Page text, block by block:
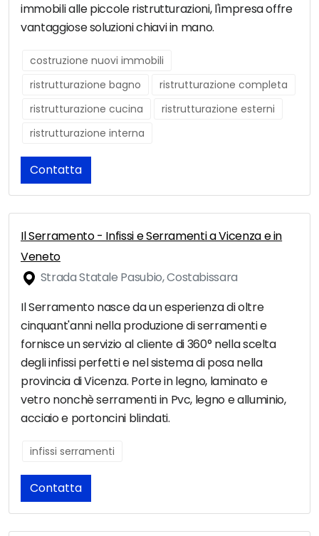
immobili alle piccole ristrutturazioni, l'impresa offre
vantaggiose soluzioni chiavi in mano.
costruzione nuovi immobili
ristrutturazione bagno
ristrutturazione completa
ristrutturazione cucina
ristrutturazione esterni
ristrutturazione interna
Contatta
Il Serramento - Infissi e Serramenti a Vicenza e in
Veneto
Strada Statale Pasubio, Costabissara
Il Serramento nasce da un esperienza di oltre
cinquant'anni nella produzione di serramenti e
fornisce un servizio al cliente di 360° nella scelta
degli infissi perfetti e nel sistema di posa nella
provincia di Vicenza. Porte in legno, laminato e
vetro nonchè serramenti in Pvc, legno e alluminio,
acciaio e portoncini blindati.
infissi serramenti
Contatta